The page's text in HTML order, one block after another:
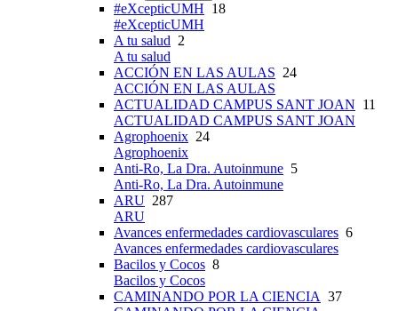
#eXcepticUMH 18
#eXcepticUMH
A tu salud 2
A tu salud
ACCIÓN EN LAS AULAS 24
ACCIÓN EN LAS AULAS
ACTUALIDAD CAMPUS SANT JOAN 11
ACTUALIDAD CAMPUS SANT JOAN
Agrophoenix 24
Agrophoenix
Anti-Ro, La Dra. Autoinmune 5
Anti-Ro, La Dra. Autoinmune
ARU 287
ARU
Avances enfermedades cardiovasculares 6
Avances enfermedades cardiovasculares
Bacilos y Cocos 8
Bacilos y Cocos
CAMINANDO POR LA CIENCIA 37